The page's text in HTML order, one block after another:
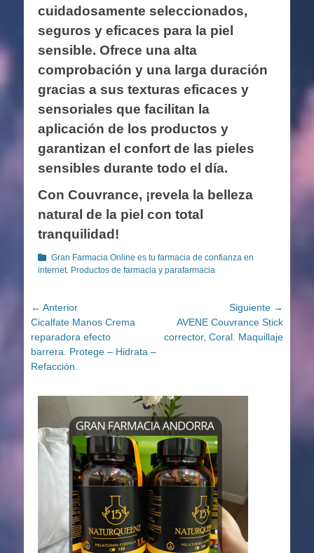
cuidadosamente seleccionados,
seguros y eficaces para la piel
sensible. Ofrece una alta
comprobación y una larga duración
gracias a sus texturas eficaces y
sensoriales que facilitan la
aplicación de los productos y
garantizan el confort de las pieles
sensibles durante todo el día.
Con Couvrance, ¡revela la belleza
natural de la piel con total
tranquilidad!
Categorías
Gran Farmacia Online es tu farmacia de confianza en
internet. Productos de farmacia y parafarmacia
Navegación
de
entradas
← Anterior
Entrada
anterior:
Cicalfate Manos Crema
reparadora efecto
barrera. Protege – Hidrata –
Refacción.
Siguiente →
Entrada
siguiente:
AVENE Couvrance Stick
corrector, Coral. Maquillaje